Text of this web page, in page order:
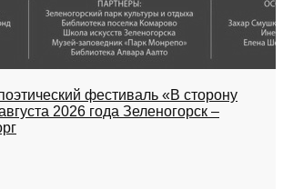
фестиваль «В сторону
2026 года Зеленогорск –